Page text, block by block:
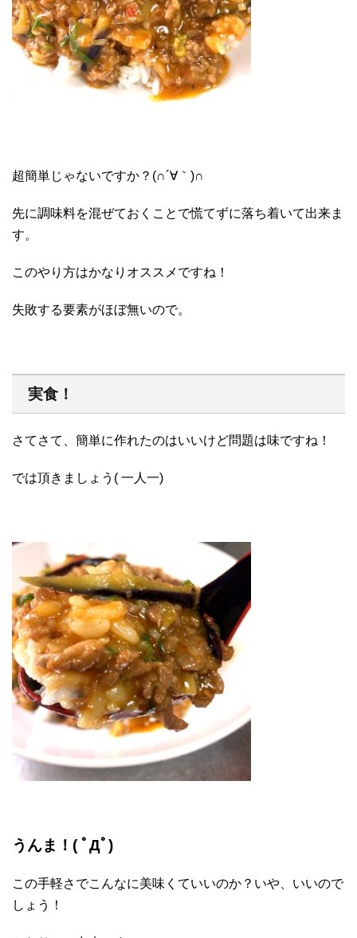
超簡単じゃないですか？(∩´∀｀)∩
先に調味料を混ぜておくことで慌てずに落ち着いて出来ま
す。
このやり方はかなりオススメですね！
失敗する要素がほぼ無いので。
実食！
さてさて、簡単に作れたのはいいけど問題は味ですね！
では頂きましょう( 一人一)
うんま！( ﾟДﾟ)
この手軽さでこんなに美味くていいのか？いや、いいので
しょう！